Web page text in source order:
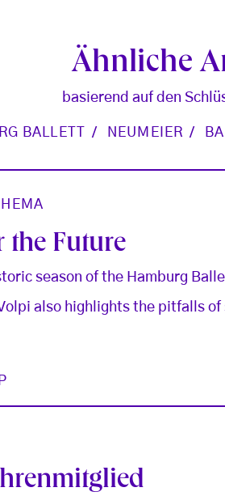
Ähnliche
basierend auf den
BALLETT NEUMEIER
the Future
season of the Hamburg
also highlights the pitfalls